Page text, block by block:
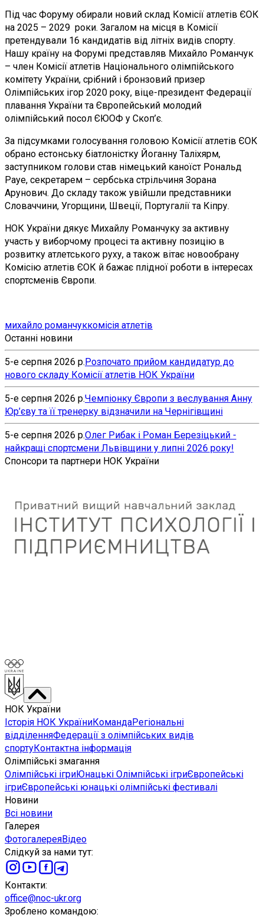
Під час Форуму обирали новий склад Комісії атлетів ЄОК
на 2025 – 2029 роки. Загалом на місця в Комісії
претендували 16 кандидатів від літніх видів спорту.
Нашу країну на Форумі представляв Михайло Романчук
– член Комісії атлетів Національного олімпійського
комітету України, срібний і бронзовий призер
Олімпійських ігор 2020 року, віце-президент Федерації
плавання України та Європейський молодий
олімпійський посол ЄЮОФ у Скоп’є.
За підсумками голосування головою Комісії атлетів ЄОК
обрано естонську біатлоністку Йоганну Таліхярм,
заступником голови став німецький каноїст Рональд
Рауе, секретарем – сербська стрільчиня Зорана
Арунович. До складу також увійшли представники
Словаччини, Угорщини, Швеції, Португалії та Кіпру.
НОК України дякує Михайлу Романчуку за активну
участь у виборчому процесі та активну позицію в
розвитку атлетського руху, а також вітає новообрану
Комісію атлетів ЄОК й бажає плідної роботи в інтересах
спортсменів Європи.
михайло романчуккомісія атлетів
Останні новини
5-е серпня 2026 р.Розпочато прийом кандидатур до
нового складу Комісії атлетів НОК України
5-е серпня 2026 р.Чемпіонку Європи з веслування Анну
Юр’єву та її тренерку відзначили на Чернігівщині
5-е серпня 2026 р.Олег Рибак і Роман Березіцький -
найкращі спортсмени Львівщини у липні 2026 року!
Спонсори та партнери НОК України
НОК України
Історія НОК УкраїниКомандаРегіональні
відділенняФедерації з олімпійських видів
спортуКонтактна інформація
Олімпійські змагання
Олімпійські ігриЮнацькі Олімпійські ігриЄвропейські
ігриЄвропейські юнацькі олімпійські фестивалі
Новини
Всі новини
Галерея
ФотогалереяВідео
Слідкуй за нами тут:
Контакти:
office@noc-ukr.org
Зроблено командою: